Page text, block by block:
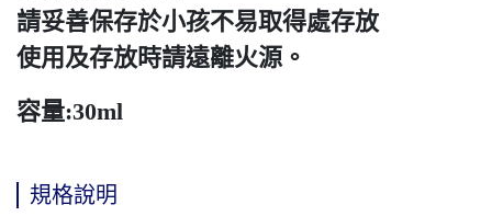
請妥善保存於小孩不易取得處存放
使用及存放時請遠離火源。
容量:30ml
規格說明